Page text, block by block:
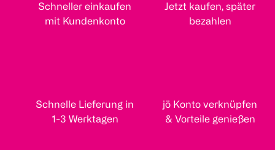
Schneller einkaufen
mit Kundenkonto
Jetzt kaufen, später
bezahlen
Schnelle Lieferung in
1-3 Werktagen
jö Konto verknüpfen
& Vorteile genießen